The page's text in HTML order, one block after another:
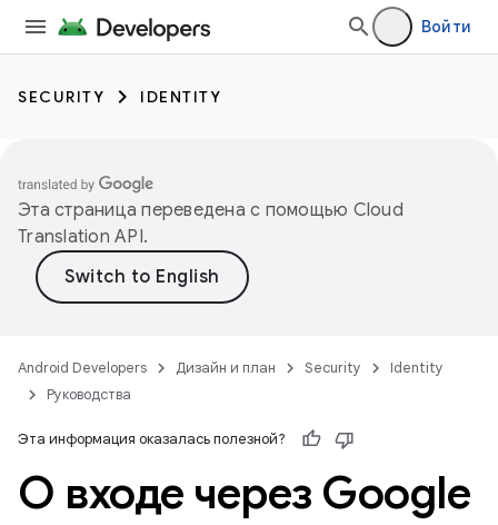
Войти
SECURITY IDENTITY
Эта страница переведена с помощью Cloud
Translation API.
Android Developers Дизайн и план Security
Identity
Руководства
Эта информация оказалась полезной?
О входе через Google